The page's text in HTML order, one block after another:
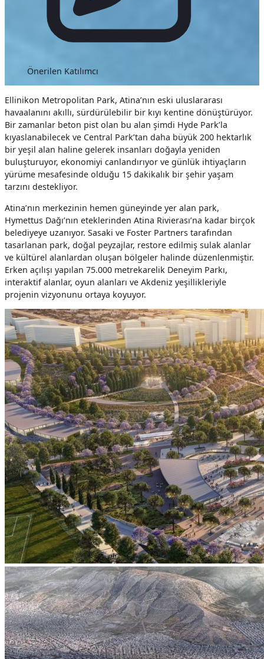
Önerilen Katılımcı
Ellinikon Metropolitan Park, Atina’nın eski uluslararası
havaalanını akıllı, sürdürülebilir bir kıyı kentine dönüştürüyor.
Bir zamanlar beton pist olan bu alan şimdi Hyde Park’la
kıyaslanabilecek ve Central Park’tan daha büyük 200 hektarlık
bir yeşil alan haline gelerek insanları doğayla yeniden
buluşturuyor, ekonomiyi canlandırıyor ve günlük ihtiyaçların
yürüme mesafesinde olduğu 15 dakikalık bir şehir yaşam
tarzını destekliyor.
Atina’nın merkezinin hemen güneyinde yer alan park,
Hymettus Dağı’nın eteklerinden Atina Rivierası’na kadar birçok
belediyeye uzanıyor. Sasaki ve Foster Partners tarafından
tasarlanan park, doğal peyzajlar, restore edilmiş sulak alanlar
ve kültürel alanlardan oluşan bölgeler halinde düzenlenmiştir.
Erken açılışı yapılan 75.000 metrekarelik Deneyim Parkı,
interaktif alanlar, oyun alanları ve Akdeniz yeşillikleriyle
projenin vizyonunu ortaya koyuyor.